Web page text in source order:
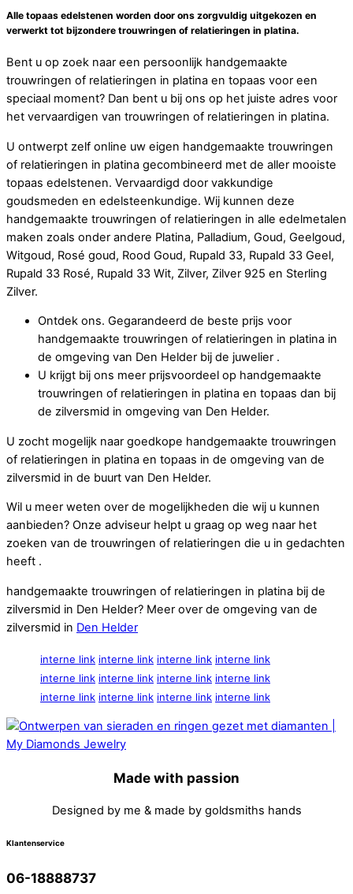
Alle topaas edelstenen worden door ons zorgvuldig uitgekozen en
verwerkt tot bijzondere trouwringen of relatieringen in platina.
Bent u op zoek naar een persoonlijk handgemaakte
trouwringen of relatieringen in platina en topaas voor een
speciaal moment? Dan bent u bij ons op het juiste adres voor
het vervaardigen van trouwringen of relatieringen in platina.
U ontwerpt zelf online uw eigen handgemaakte trouwringen
of relatieringen in platina gecombineerd met de aller mooiste
topaas edelstenen. Vervaardigd door vakkundige
goudsmeden en edelsteenkundige. Wij kunnen deze
handgemaakte trouwringen of relatieringen in alle edelmetalen
maken zoals onder andere Platina, Palladium, Goud, Geelgoud,
Witgoud, Rosé goud, Rood Goud, Rupald 33, Rupald 33 Geel,
Rupald 33 Rosé, Rupald 33 Wit, Zilver, Zilver 925 en Sterling
Zilver.
Ontdek ons. Gegarandeerd de beste prijs voor
handgemaakte trouwringen of relatieringen in platina in
de omgeving van Den Helder bij de juwelier .
U krijgt bij ons meer prijsvoordeel op handgemaakte
trouwringen of relatieringen in platina en topaas dan bij
de zilversmid in omgeving van Den Helder.
U zocht mogelijk naar goedkope handgemaakte trouwringen
of relatieringen in platina en topaas in de omgeving van de
zilversmid in de buurt van Den Helder.
Wil u meer weten over de mogelijkheden die wij u kunnen
aanbieden? Onze adviseur helpt u graag op weg naar het
zoeken van de trouwringen of relatieringen die u in gedachten
heeft .
handgemaakte trouwringen of relatieringen in platina bij de
zilversmid in Den Helder? Meer over de omgeving van de
zilversmid in Den Helder
interne link interne link interne link interne link
interne link interne link interne link interne link
interne link interne link interne link interne link
Made with passion
Designed by me & made by goldsmiths hands
Klantenservice
06-18888737